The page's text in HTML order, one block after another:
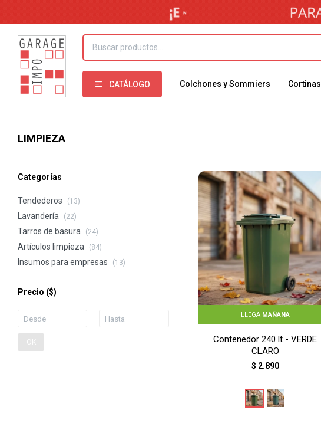
CATÁLOGO Colchones y Sommiers Cortinas
LIMPIEZA
LLEGA MAÑANA
Contenedor 240 lt - VERDE
CLARO
$ 2.890
Categorías
Tendederos (13)
Lavandería (22)
Tarros de basura (24)
Artículos limpieza (84)
Insumos para empresas (13)
Precio ($)
OK